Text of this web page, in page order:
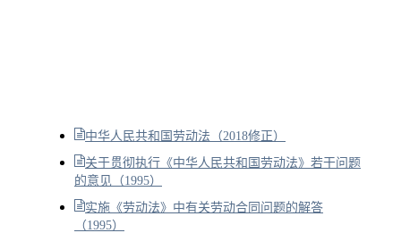
中华人民共和国劳动法（2018修正）
关于贯彻执行《中华人民共和国劳动法》若干问题
的意见（1995）
实施《劳动法》中有关劳动合同问题的解答
（1995）